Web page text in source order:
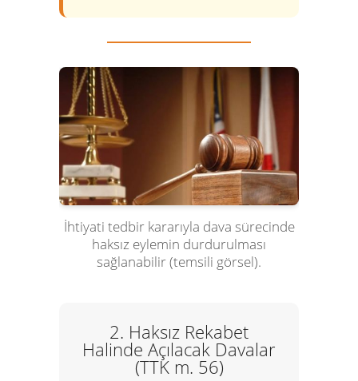
İhtiyati tedbir kararıyla dava sürecinde
haksız eylemin durdurulması
sağlanabilir (temsili görsel).
2. Haksız Rekabet
Halinde Açılacak Davalar
(TTK m. 56)